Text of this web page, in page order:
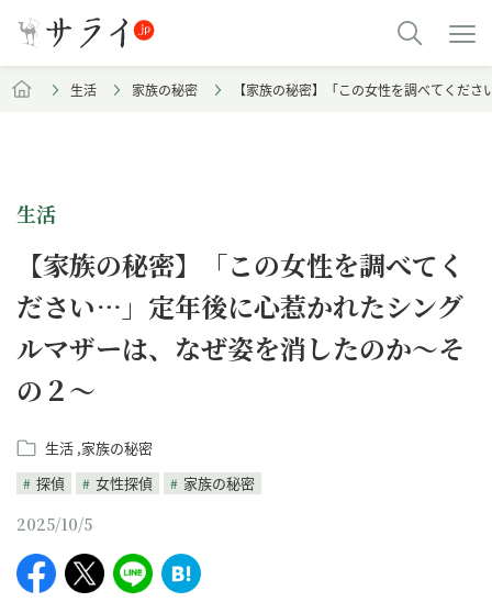
生活 家族の秘密 【家族の秘密】「この女性を調べてくだ
生活
【家族の秘密】「この女性を調べてく
ださい…」定年後に心惹かれたシング
ルマザーは、なぜ姿を消したのか～そ
の２～
生活 家族の秘密
探偵
女性探偵 家族の秘密
2025/10/5